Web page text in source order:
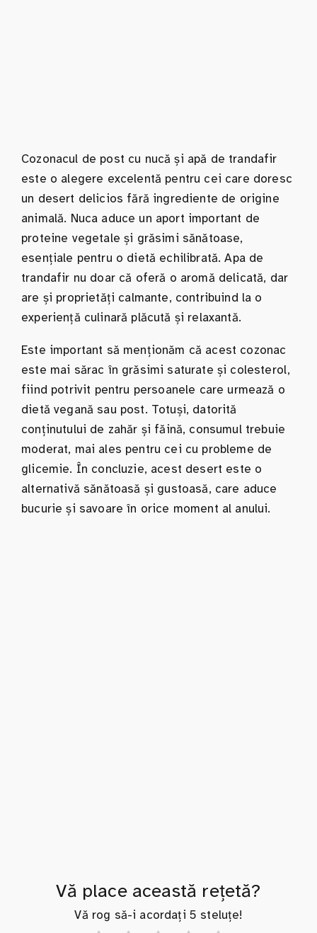
Cozonacul de post cu nucă și apă de trandafir
este o alegere excelentă pentru cei care doresc
un desert delicios fără ingrediente de origine
animală. Nuca aduce un aport important de
proteine vegetale și grăsimi sănătoase,
esențiale pentru o dietă echilibrată. Apa de
trandafir nu doar că oferă o aromă delicată, dar
are și proprietăți calmante, contribuind la o
experiență culinară plăcută și relaxantă.
Este important să menționăm că acest cozonac
este mai sărac în grăsimi saturate și colesterol,
fiind potrivit pentru persoanele care urmează o
dietă vegană sau post. Totuși, datorită
conținutului de zahăr și făină, consumul trebuie
moderat, mai ales pentru cei cu probleme de
glicemie. În concluzie, acest desert este o
alternativă sănătoasă și gustoasă, care aduce
bucurie și savoare în orice moment al anului.
Vă place această rețetă?
Vă rog să-i acordați 5 steluțe!